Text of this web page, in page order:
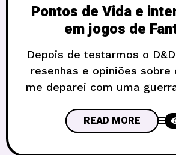
Pontos de Vida e
em jogos de
Depois de testarmos o
resenhas e opiniões sobre
me deparei com uma
assunto que eu gosto
discuti com alguns amigos
vários jogos e campanhas,
READ MORE